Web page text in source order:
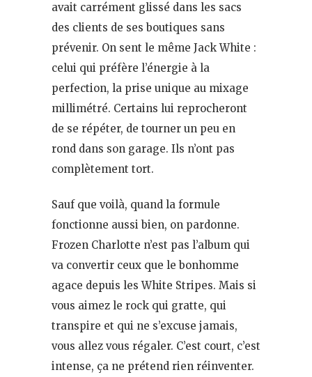
avait carrément glissé dans les sacs
des clients de ses boutiques sans
prévenir. On sent le même Jack White :
celui qui préfère l’énergie à la
perfection, la prise unique au mixage
millimétré. Certains lui reprocheront
de se répéter, de tourner un peu en
rond dans son garage. Ils n’ont pas
complètement tort.
Sauf que voilà, quand la formule
fonctionne aussi bien, on pardonne.
Frozen Charlotte n’est pas l’album qui
va convertir ceux que le bonhomme
agace depuis les White Stripes. Mais si
vous aimez le rock qui gratte, qui
transpire et qui ne s’excuse jamais,
vous allez vous régaler. C’est court, c’est
intense, ça ne prétend rien réinventer.